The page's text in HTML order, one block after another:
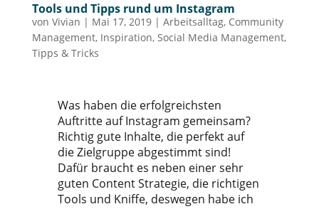
Tools und Tipps rund um Instagram
von Vivian | Mai 17, 2019| Arbeitsalltag, Community
Management, Inspiration, Social Media Management,
Tipps & Tricks
Was haben die erfolgreichsten
Auftritte auf Instagram gemeinsam?
Richtig gute Inhalte, die perfekt auf
die Zielgruppe abgestimmt sind!
Dafür braucht es neben einer sehr
guten Content Strategie, die richtigen
Tools und Kniffe, deswegen habe ich